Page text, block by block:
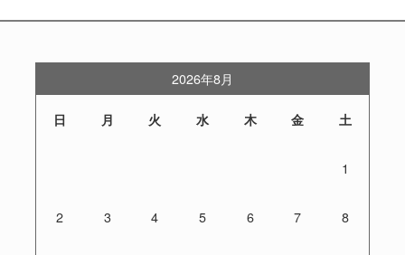
2026年8月
日 月 火 水 木 金 土
1
2 3 4 5 6 7 8